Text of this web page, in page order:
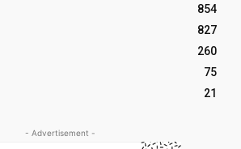
854
827
260
75
21
- Advertisement -